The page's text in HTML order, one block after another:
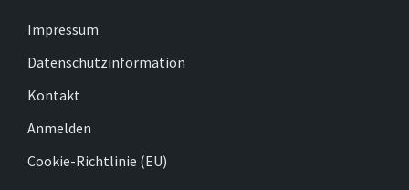
Impressum
Datenschutzinformation
Kontakt
Anmelden
Cookie-Richtlinie (EU)